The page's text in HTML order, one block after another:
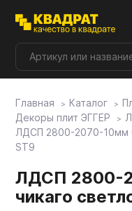
Плитные материалы
Фурнитура
Столешницы
Главная Каталог
Декоры плит ЭГГЕР
ЛДСП 2800-2070-10мм
ST9
ЛДСП 2800-
чикаго